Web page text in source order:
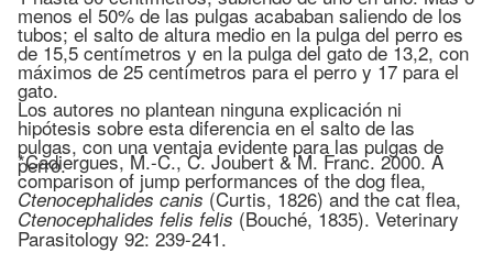
menos el 50% de las pulgas acababan saliendo de los
tubos; el salto de altura medio en la pulga del perro es
de 15,5 centímetros y en la pulga del gato de 13,2, con
máximos de 25 centímetros para el perro y 17 para el
gato.
Los autores no plantean ninguna explicación ni
hipótesis sobre esta diferencia en el salto de las
pulgas, con una ventaja evidente para las pulgas de
perro.
*Cadiergues, M.-C., C. Joubert & M. Franc. 2000. A
comparison of jump performances of the dog flea,
Ctenocephalides canis (Curtis, 1826) and the cat flea,
Ctenocephalides felis felis (Bouché, 1835). Veterinary
Parasitology 92: 239-241.